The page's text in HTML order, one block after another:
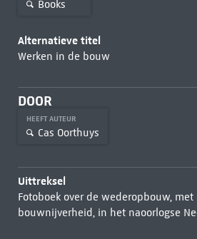
Books
Alternatieve titel
Werken in de bouw
DOOR
HEEFT AUTEUR
Cas Oorthuys
Uittreksel
Fotoboek over de wederopbouw,
bouwnijverheid, in het naoorlogse